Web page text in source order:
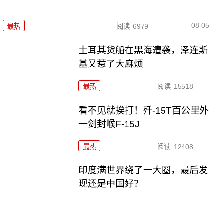
最热 阅读 6979 08-05
土耳其货船在黑海遭袭，泽连斯
基又惹了大麻烦
最热 阅读 15518
看不见就挨打！歼-15T百公里外
一剑封喉F-15J
最热 阅读 12408
印度满世界绕了一大圈，最后发
现还是中国好？